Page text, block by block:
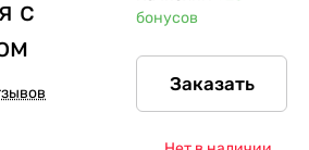
с
бонусов
Заказать